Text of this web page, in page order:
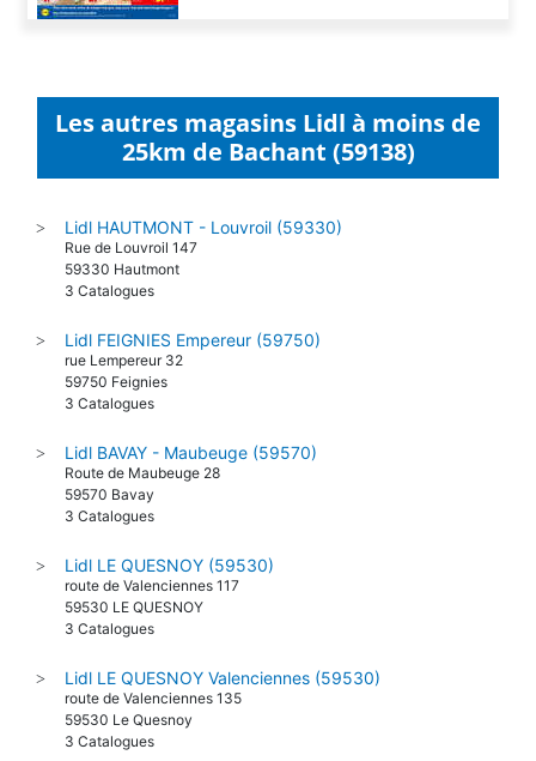
Les autres magasins Lidl à moins de
25km de Bachant (59138)
> Lidl HAUTMONT - Louvroil (59330)
Rue de Louvroil 147
59330 Hautmont
3 Catalogues
> Lidl FEIGNIES Empereur (59750)
rue Lempereur 32
59750 Feignies
3 Catalogues
> Lidl BAVAY - Maubeuge (59570)
Route de Maubeuge 28
59570 Bavay
3 Catalogues
> Lidl LE QUESNOY (59530)
route de Valenciennes 117
59530 LE QUESNOY
3 Catalogues
> Lidl LE QUESNOY Valenciennes (59530)
route de Valenciennes 135
59530 Le Quesnoy
3 Catalogues